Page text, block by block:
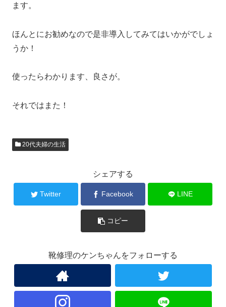
ます。
ほんとにお勧めなので是非導入してみてはいかがでしょ
うか！
使ったらわかります、良さが。
それではまた！
20代夫婦の生活
シェアする
Twitter Facebook LINE
コピー
靴修理のケンちゃんをフォローする